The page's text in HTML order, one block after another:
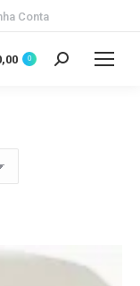
Conta
0 Search: